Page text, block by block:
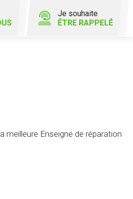
Je souhaite
ÊTRE RAPPELÉ
Enseigne de réparation